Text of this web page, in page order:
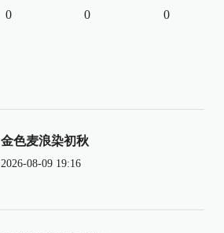
0 0 0
金色麦浪染初秋
2026-08-09 19:16